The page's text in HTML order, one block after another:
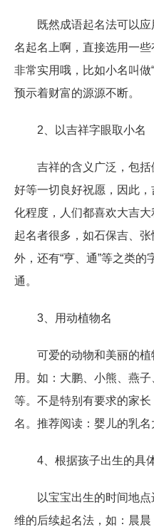
既然成语起名法可以应
名起名上啊，直接选用一
非常实用哦，比如小名叫做
预示着财富的源源不断。
2、以吉祥字眼取小名
吉祥的含义广泛，包括
好等一切良好祝愿，因此
化程度，人们都喜欢大吉大
起名者很多，如石保吉、
外，还有“亨、通”等之类
通。
3、用动植物名
可爱的动物和美丽的植
用。如：大鹏、小熊、燕
等。不是特别有要求的家
名。推荐阅读：婴儿的乳名
4、根据孩子出生的具体
以宝宝出生的时间地点
维的后续起名法，如：晨